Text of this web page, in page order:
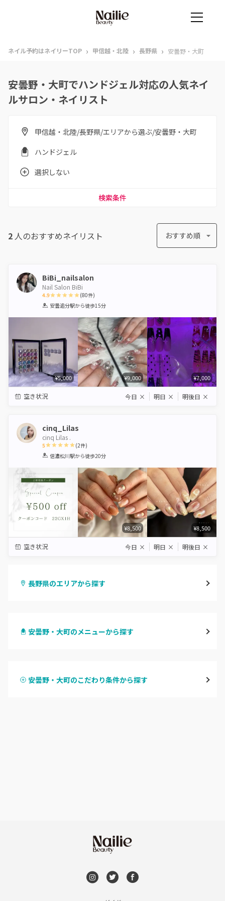
ネイル予約はネイリーTOP › 甲信越・北陸 › 長野県 › 安曇野・大町
安曇野・大町でハンドジェル対応の人気ネイ
ルサロン・ネイリスト
甲信越・北陸/長野県/エリアから選ぶ/安曇野・大町
ハンドジェル
選択しない
検索条件
2 人のおすすめネイリスト おすすめ順
BiBi_nailsalon
Nail Salon BiBi
4.9
1 2 3 4 5
(80件)
安曇追分駅から徒歩15分
¥5,000 ¥9,000 ¥7,000
空き状況 今日 × 明日 × 明後日 ×
cinq_Lilas
cinq Lilas .
5
1 2 3 4 5
(2件)
信濃松川駅から徒歩20分
¥8,500 ¥8,500
空き状況 今日 × 明日 × 明後日 ×
長野県のエリアから探す
松本・塩尻
安曇野・大町のメニューから探す
ハンドスカルプ
安曇野・大町のこだわり条件から探す